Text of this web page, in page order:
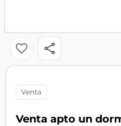
venta
Venta apto un